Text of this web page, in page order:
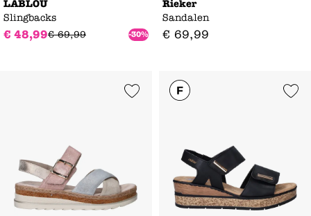
LABLOU
Slingbacks
€ 48,99€ 69,99 -30%
Rieker
Sandalen
€ 69,99
Add to Wishlist Add to